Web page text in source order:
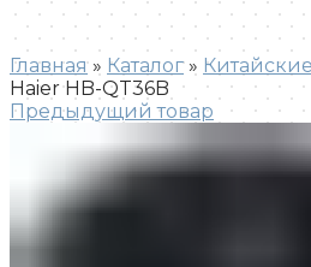
Увеличить
Главная» Каталог»
Haier HB-QT36B
Предыдущий товар